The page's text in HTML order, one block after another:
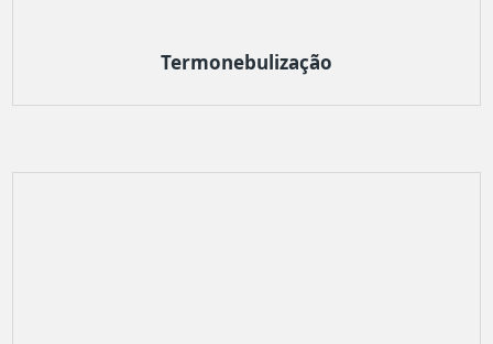
Termonebulização